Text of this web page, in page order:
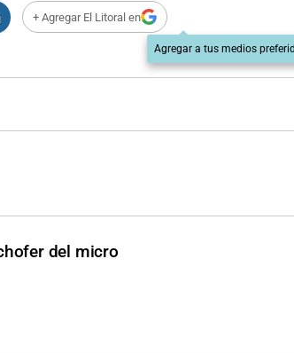
+ Agregar El Litoral en
Agregar a tus medios
del micro